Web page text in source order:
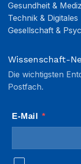
Gesundheit &
Technik & Digitales
Gesellschaft &
Wissenschaft-
Die wichtigsten
Postfach.